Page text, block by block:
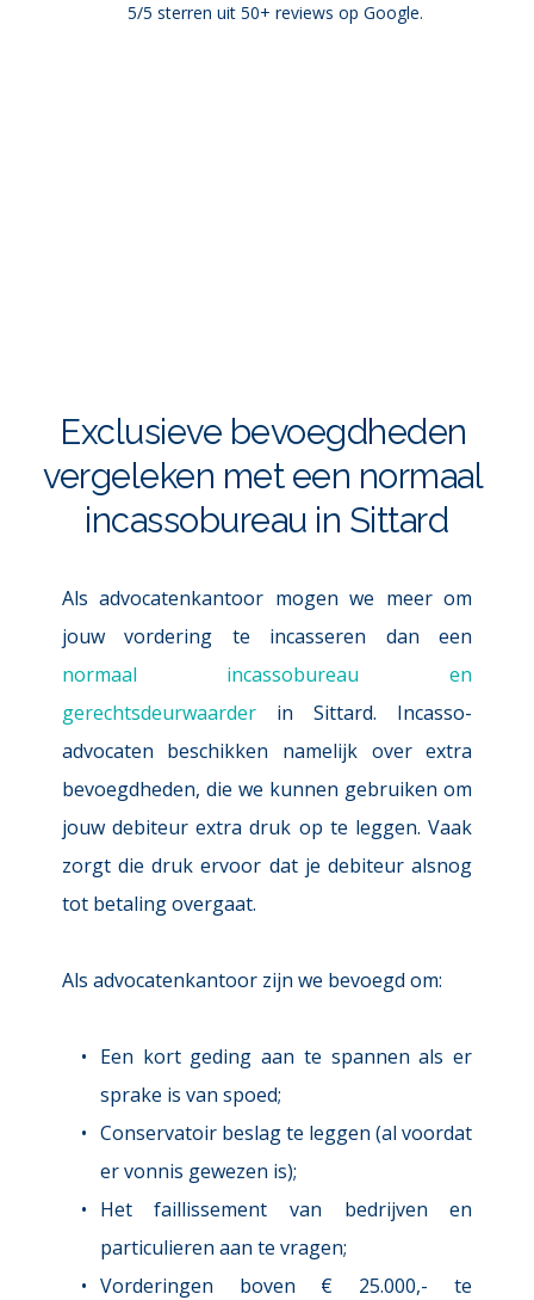
5/5 sterren uit 50+ reviews op Google.
Exclusieve bevoegdheden
vergeleken met een normaal
incassobureau in Sittard
Als advocatenkantoor mogen we meer om
normaal incassobureau en
gerechtsdeurwaarder
in Sittard. Incasso-
advocaten beschikken namelijk over extra
bevoegdheden, die we kunnen gebruiken om
jouw debiteur extra druk op te leggen. Vaak
zorgt die druk ervoor dat je debiteur alsnog
tot betaling overgaat.
Als advocatenkantoor zijn we bevoegd om:
Een kort geding aan te spannen als er
sprake is van spoed;
Conservatoir beslag te leggen (al voordat
er vonnis gewezen is);
Het faillissement van bedrijven en
particulieren aan te vragen;
Vorderingen boven € 25.000,- te